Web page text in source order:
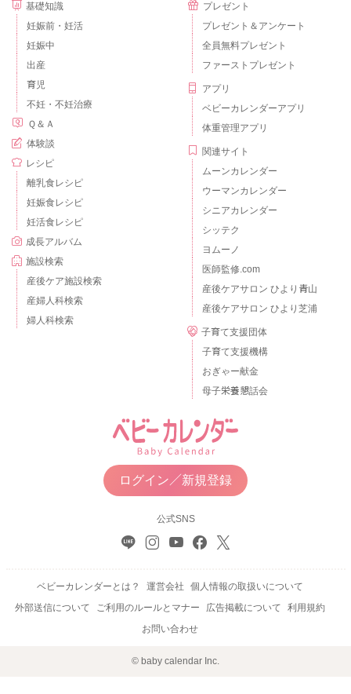
基礎知識
妊娠前・妊活
妊娠中
出産
育児
不妊・不妊治療
Ｑ＆Ａ
体験談
レシピ
離乳食レシピ
妊娠食レシピ
妊活食レシピ
成長アルバム
施設検索
産後ケア施設検索
産婦人科検索
婦人科検索
プレゼント
プレゼント＆アンケート
全員無料プレゼント
ファーストプレゼント
アプリ
ベビーカレンダーアプリ
体重管理アプリ
関連サイト
ムーンカレンダー
ウーマンカレンダー
シニアカレンダー
シッテク
ヨムーノ
医師監修.com
産後ケアサロン ひより青山
産後ケアサロン ひより芝浦
子育て支援団体
子育て支援機構
おぎゃー献金
母子栄養懇話会
ログイン／新規登録
公式SNS
ベビーカレンダーとは？ 運営会社
個人情報の取扱いについて
外部送信について
ご利用のルールとマナー 広告掲載について
利用規約
お問い合わせ
© baby calendar Inc.